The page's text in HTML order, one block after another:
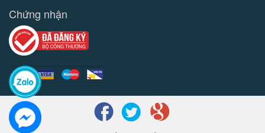
Chứng nhận